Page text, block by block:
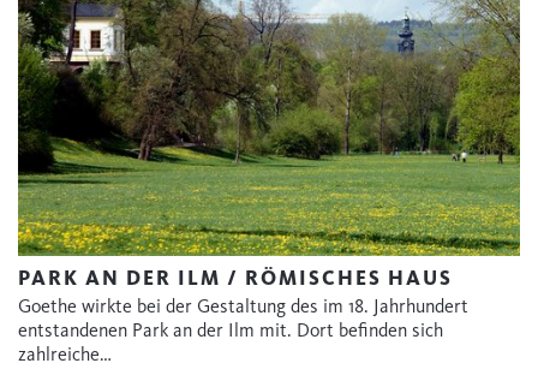
PARK AN DER ILM / RÖMISCHES HAUS
Goethe wirkte bei der Gestaltung des im 18. Jahrhundert
entstandenen Park an der Ilm mit. Dort befinden sich
zahlreiche…